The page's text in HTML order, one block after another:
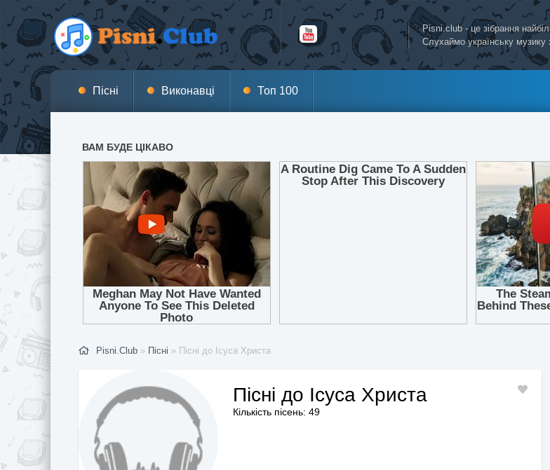
Pisni.club - це зібрання
Слухаймо українську
Пісні Виконавці Топ 100
Pisni.Club » Пісні » Пісні до Ісуса Христа
Пісні до Ісуса Христа
Кількість пісень: 49